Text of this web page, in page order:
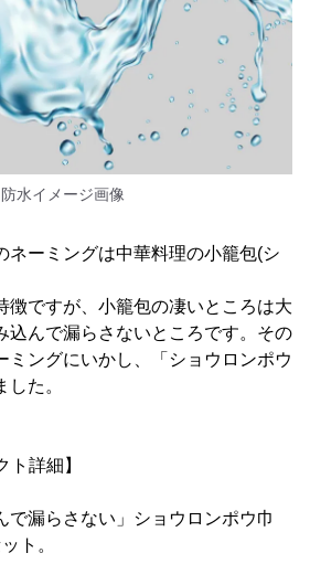
防水イメージ画像
ネーミングは中華料理の小籠包(シ
徴ですが、小籠包の凄いところは大
込んで漏らさないところです。その
ミングにいかし、「ショウロンポウ
た。
ト詳細】
で漏らさない」ショウロンポウ巾
ト。